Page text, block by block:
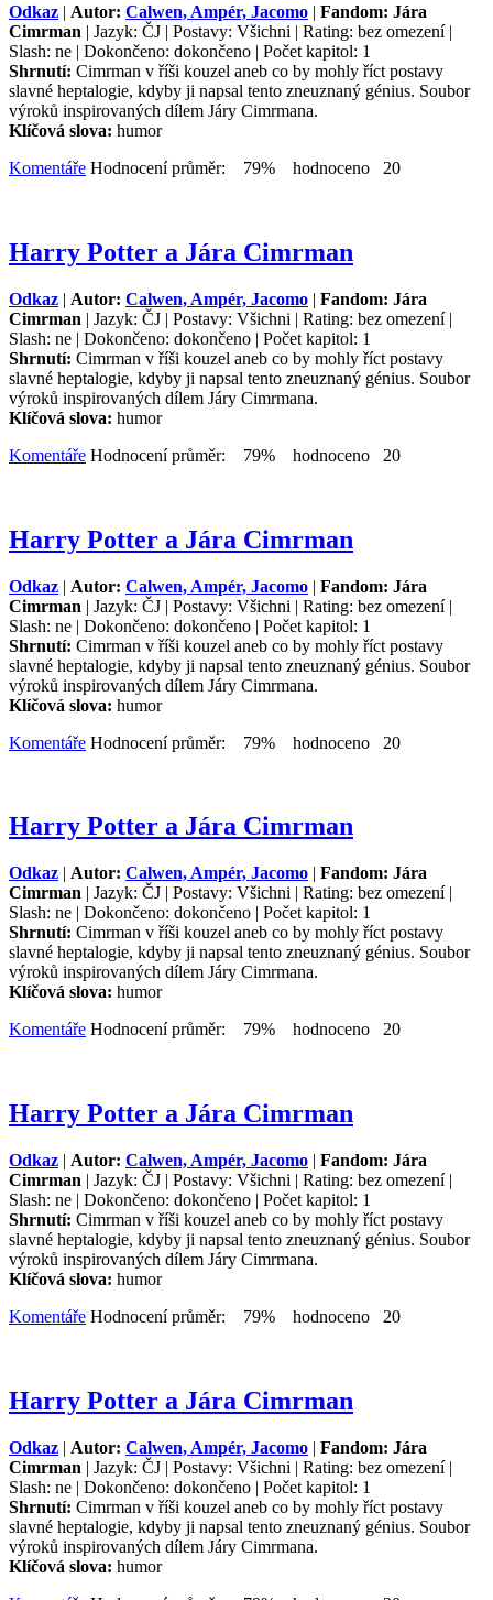
Odkaz | Autor: Calwen, Ampér, Jacomo | Fandom: Jára
Cimrman | Jazyk: ČJ | Postavy: Všichni | Rating: bez omezení |
Slash: ne | Dokončeno: dokončeno | Počet kapitol: 1
Shrnutí: Cimrman v říši kouzel aneb co by mohly říct postavy
slavné heptalogie, kdyby ji napsal tento zneuznaný génius. Soubor
výroků inspirovaných dílem Járy Cimrmana.
Klíčová slova: humor
Komentáře Hodnocení průměr: 79% hodnoceno 20
Harry Potter a Jára Cimrman
Odkaz | Autor: Calwen, Ampér, Jacomo | Fandom: Jára
Cimrman | Jazyk: ČJ | Postavy: Všichni | Rating: bez omezení |
Slash: ne | Dokončeno: dokončeno | Počet kapitol: 1
Shrnutí: Cimrman v říši kouzel aneb co by mohly říct postavy
slavné heptalogie, kdyby ji napsal tento zneuznaný génius. Soubor
výroků inspirovaných dílem Járy Cimrmana.
Klíčová slova: humor
Komentáře Hodnocení průměr: 79% hodnoceno 20
Harry Potter a Jára Cimrman
Odkaz | Autor: Calwen, Ampér, Jacomo | Fandom: Jára
Cimrman | Jazyk: ČJ | Postavy: Všichni | Rating: bez omezení |
Slash: ne | Dokončeno: dokončeno | Počet kapitol: 1
Shrnutí: Cimrman v říši kouzel aneb co by mohly říct postavy
slavné heptalogie, kdyby ji napsal tento zneuznaný génius. Soubor
výroků inspirovaných dílem Járy Cimrmana.
Klíčová slova: humor
Komentáře Hodnocení průměr: 79% hodnoceno 20
Harry Potter a Jára Cimrman
Odkaz | Autor: Calwen, Ampér, Jacomo | Fandom: Jára
Cimrman | Jazyk: ČJ | Postavy: Všichni | Rating: bez omezení |
Slash: ne | Dokončeno: dokončeno | Počet kapitol: 1
Shrnutí: Cimrman v říši kouzel aneb co by mohly říct postavy
slavné heptalogie, kdyby ji napsal tento zneuznaný génius. Soubor
výroků inspirovaných dílem Járy Cimrmana.
Klíčová slova: humor
Komentáře Hodnocení průměr: 79% hodnoceno 20
Harry Potter a Jára Cimrman
Odkaz | Autor: Calwen, Ampér, Jacomo | Fandom: Jára
Cimrman | Jazyk: ČJ | Postavy: Všichni | Rating: bez omezení |
Slash: ne | Dokončeno: dokončeno | Počet kapitol: 1
Shrnutí: Cimrman v říši kouzel aneb co by mohly říct postavy
slavné heptalogie, kdyby ji napsal tento zneuznaný génius. Soubor
výroků inspirovaných dílem Járy Cimrmana.
Klíčová slova: humor
Komentáře Hodnocení průměr: 79% hodnoceno 20
Harry Potter a Jára Cimrman
Odkaz | Autor: Calwen, Ampér, Jacomo | Fandom: Jára
Cimrman | Jazyk: ČJ | Postavy: Všichni | Rating: bez omezení |
Slash: ne | Dokončeno: dokončeno | Počet kapitol: 1
Shrnutí: Cimrman v říši kouzel aneb co by mohly říct postavy
slavné heptalogie, kdyby ji napsal tento zneuznaný génius. Soubor
výroků inspirovaných dílem Járy Cimrmana.
Klíčová slova: humor